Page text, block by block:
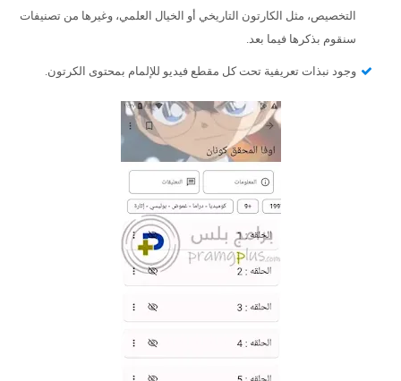
التخصيص، مثل الكارتون التاريخي أو الخيال العلمي، وغيرها من تصنيفات
سنقوم بذكرها فيما بعد.
وجود نبذات تعريفية تحت كل مقطع فيديو للإلمام بمحتوى الكرتون.